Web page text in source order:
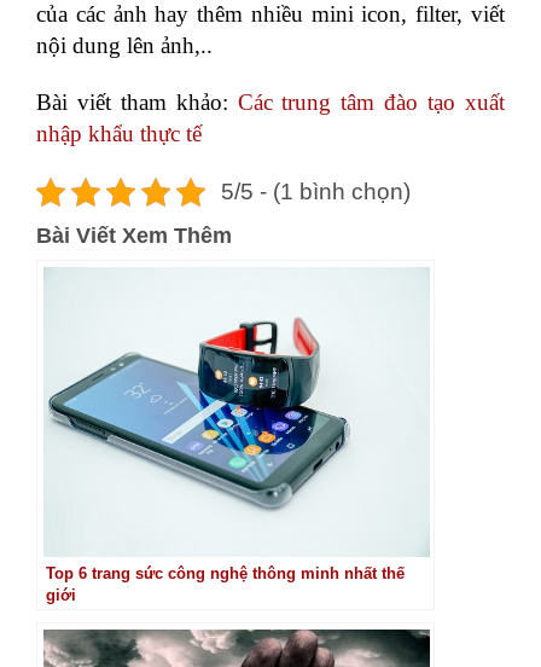
của các ảnh hay thêm nhiều mini icon, filter, viết
nội dung lên ảnh,..
Bài viết tham khảo: Các trung tâm đào tạo xuất
nhập khẩu thực tế
5/5 - (1 bình chọn)
Bài Viết Xem Thêm
Top 6 trang sức công nghệ thông minh nhất thế
giới